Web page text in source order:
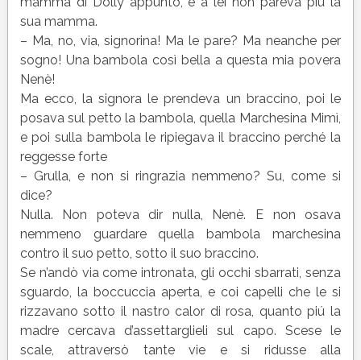
sua mamma.
– Ma, no, via, signorina! Ma le pare? Ma neanche per
sogno! Una bambola così bella a questa mia povera
Nenè!
Ma ecco, la signora le prendeva un braccino, poi le
posava sul petto la bambola, quella Marchesina Mimì,
e poi sulla bambola le ripiegava il braccino perché la
reggesse forte
– Grulla, e non si ringrazia nemmeno? Su, come si
dice?
Nulla. Non poteva dir nulla, Nenè. E non osava
nemmeno guardare quella bambola marchesina
contro il suo petto, sotto il suo braccino.
Se n’andò via come intronata, gli occhi sbarrati, senza
sguardo, la boccuccia aperta, e coi capelli che le si
rizzavano sotto il nastro calor di rosa, quanto piú la
madre cercava d’assettarglieli sul capo. Scese le
scale, attraversò tante vie e si ridusse alla